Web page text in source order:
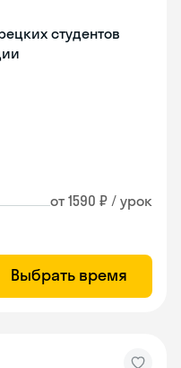
студентов
от 1590 ₽ / урок
Выбрать время